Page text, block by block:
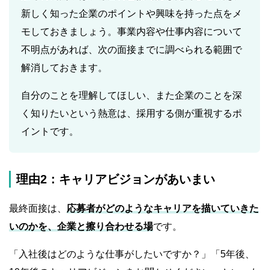
新しく知った企業のポイントや興味を持った点をメ
モしておきましょう。事業内容や仕事内容について
不明点があれば、次の面接までに調べられる範囲で
解消しておきます。
自分のことを理解してほしい、また企業のことを深
く知りたいという熱意は、採用する側が重視するポ
イントです。
理由2：キャリアビジョンがあいまい
最終面接は、 応募者がどのようなキャリアを描いていきた
いのかを、企業と擦り合わせる場です。
「入社後はどのような仕事がしたいですか？」「5年後、